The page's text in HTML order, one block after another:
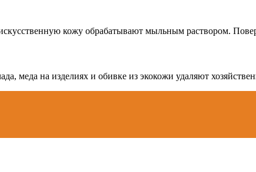
кожу обрабатывают мыльным раствором.
меда на изделиях и обивке из экокожи удаляют